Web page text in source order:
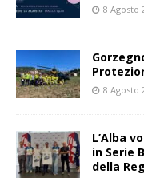
8 Agosto
8 Agosto
L’Alba
in Serie
della